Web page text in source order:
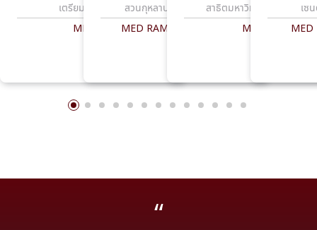
เตรียมอุดมศึกษา
MED CU
สวนกุหลาบวิทยาลัย รังสิต
MED RAMA M.D.-M.Eng
สาธิตมหาวิทยาลัยขอนแก่น
MED SI
เซ
MED